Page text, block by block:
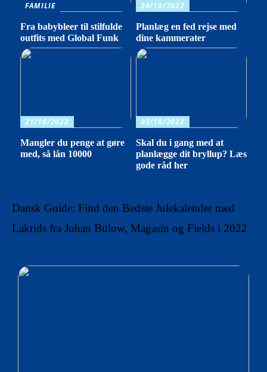
FAMILIE
Fra babybleer til stilfulde
outfits med Global Funk
28/10/2022
Planlæg en fed rejse med
dine kammerater
21/10/2022
Mangler du penge at gøre
med, så lån 10000
05/10/2022
Skal du i gang med at
planlægge dit bryllup? Læs
gode råd her
Dansk Guide: Find den Bedste Julekalender med
Lakrids fra Johan Bülow, Magasin og Fields i 2022